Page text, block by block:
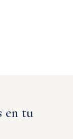
en tu